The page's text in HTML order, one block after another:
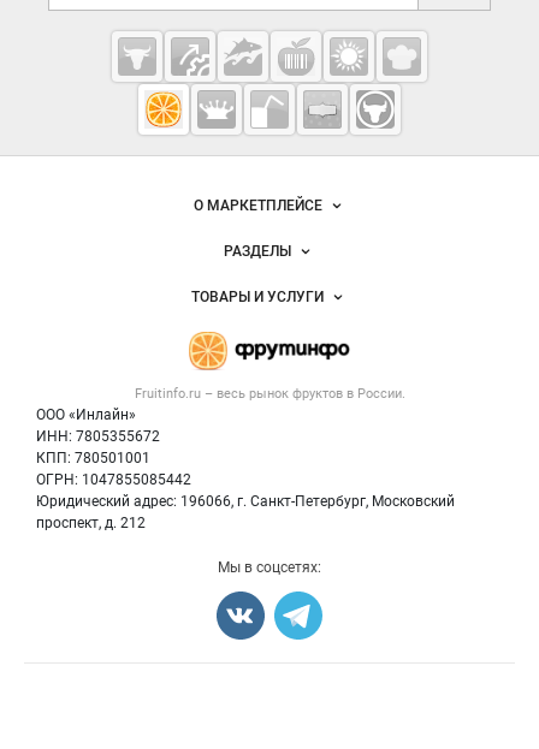
Cсылки на полезные проекты
Fruitinfo.ru
— рынок
фруктов
Важные разделы и контакты
Fruitinfo.ru – весь рынок фруктовв России.
ООО «Инлайн»
ИНН: 7805355672
КПП: 780501001
ОГРН: 1047855085442
Юридический адрес: 196066, г. Санкт-Петербург, Московский
проспект, д. 212
Навигация по сайтуО МАРКЕТПЛЕЙСЕ
Новости Fruitinfo.ru
Размещение рекламы
Публичная оферта
Контактная информация
Политика обработки персональных данных
РАЗДЕЛЫ
Объявления
Новости рынка
ТОВАРЫ И УСЛУГИ
Готовая продукция
Овощи
Фрукты
Мы в соцсетях: